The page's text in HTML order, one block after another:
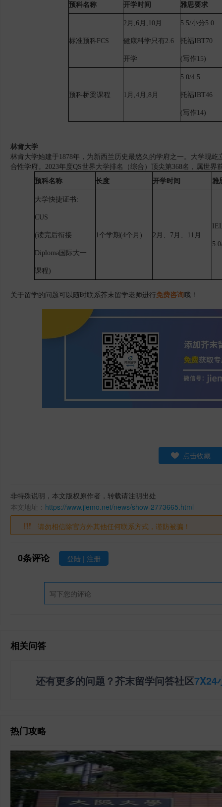
预科名称
开学时间 雅思要求
标准预科FCS
2月,6月,10月
健康科学只有2.6
开学
5.5/小分5.0
托福IBT70
(写作15)
预科桥梁课程 1月,4月,8月
5.0/4.5
托福IBT46
(写作14)
林肯大学
林肯大学始建于1878年，为新西兰历史最悠久的学府之一。大学现
合性学府。2023年度QS世界大学排名（综合）顶尖第368名，属世界
预科名称
长度 开学时间 雅
大学快捷证书:
CUS
(读完后衔接
Diploma国际大一
课程)
1个学期(4个月) 2月、7月、11月
关于留学的问题可以随时联系芥末留学老师进行免费咨询 哦！
点击收藏
非特殊说明，本文版权原作者，转载请注明出处
本文地址： https://www.jiemo.net/news/show-2773665.html
请勿相信除官方外其他任何联系方式，谨防被骗！
0条评论 登陆 | 注册
相关问答
还有更多的问题？芥末留学问答社区7X24
热门攻略